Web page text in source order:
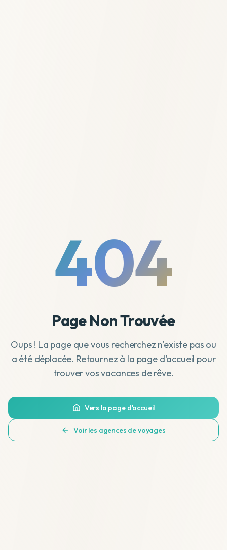
404
Page Non Trouvée
Oups ! La page que vous recherchez n'existe pas ou
a été déplacée. Retournez à la page d'accueil pour
trouver vos vacances de rêve.
Vers la page d'accueil
Voir les agences de voyages